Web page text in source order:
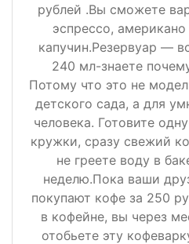
рублей .Вы сможете
эспрессо, американо
капучин.Резервуар —
240 мл-знаете
Потому что это не
детского сада, а для
человека. Готовите
кружки, сразу свежий
не греете воду в
неделю.Пока ваши
покупают кофе за 250
в кофейне, вы через
отобьете эту